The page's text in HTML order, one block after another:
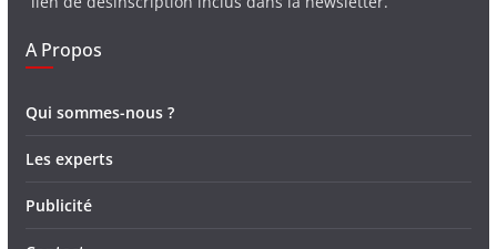
A Propos
Qui sommes-nous ?
Les experts
Publicité